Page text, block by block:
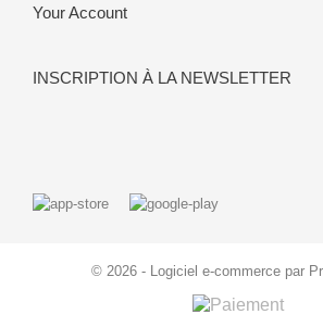
Your Account
INSCRIPTION À LA NEWSLETTER
© 2026 - Logiciel e-commerce par